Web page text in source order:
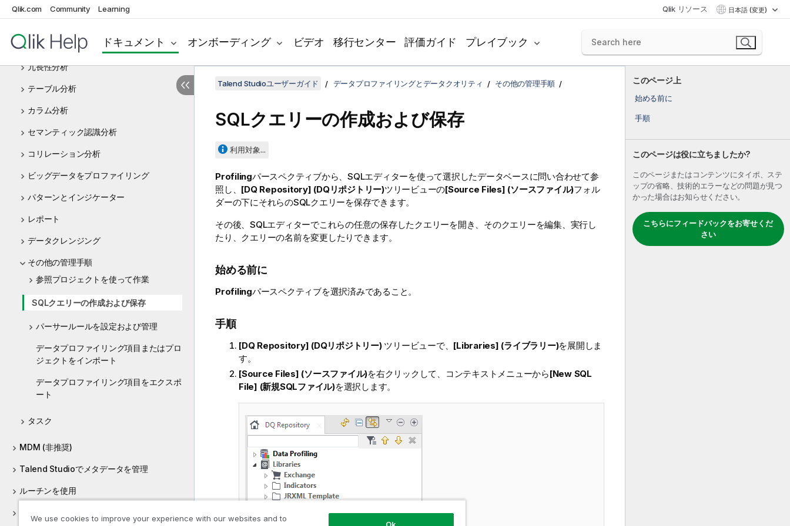
Qlik.com Community Learning Qlik リソース 日本語 (変更)
ドキュメント オンボーディング ビデオ 移行センター 評価ガイド プレイブック
データソースへの接続の設定
データベースコンテンツのプロファイリン
冗長性分析
テーブル分析
カラム分析
セマンティック認識分析
コリレーション分析
ビッグデータをプロファイリング
パターンとインジケーター
レポート
データクレンジング
その他の管理手順
参照プロジェクトを使って作業
SQLクエリーの作成および保存
パーサールールを設定および管理
データプロファイリング項目またはプロ
ジェクトをインポート
データプロファイリング項目をエクスポ
ート
タスク
MDM (非推奨)
Talend Studioでメタデータを管理
ルーチンを使用
このページ上
始める前に
手順
このページは役に立ちましたか?
このページまたはコンテンツにタイポ、ステ
ップの省略、技術的エラーなどの問題が見つ
かった場合はお知らせください。
こちらにフィードバックをお寄せくだ
さい
Talend Studioユーザーガイド データプロファイリングとデータクオリティ その他の管理手順
SQLクエリーの作成および保存
利用対象...
Profilingパースペクティブから、SQLエディターを使って選択したデータベースに問い合わせて参
照し、 [DQ Repository] (DQリポジトリー)ツリービューの[Source Files] (ソースファイル)フォル
ダーの下にそれらのSQLクエリーを保存できます。
その後、SQLエディターでこれらの任意の保存したクエリーを開き、そのクエリーを編集、実行し
たり、クエリーの名前を変更したりできます。
始める前に
Profilingパースペクティブを選択済みであること。
手順
[DQ Repository] (DQリポジトリー)ツリービューで、 [Libraries] (ライブラリー)を展開しま
す。
[Source Files] (ソースファイル)を右クリックして、コンテキストメニューから[New SQL
File] (新規SQLファイル)を選択します。
We use cookies to improve your experience with our websites and to